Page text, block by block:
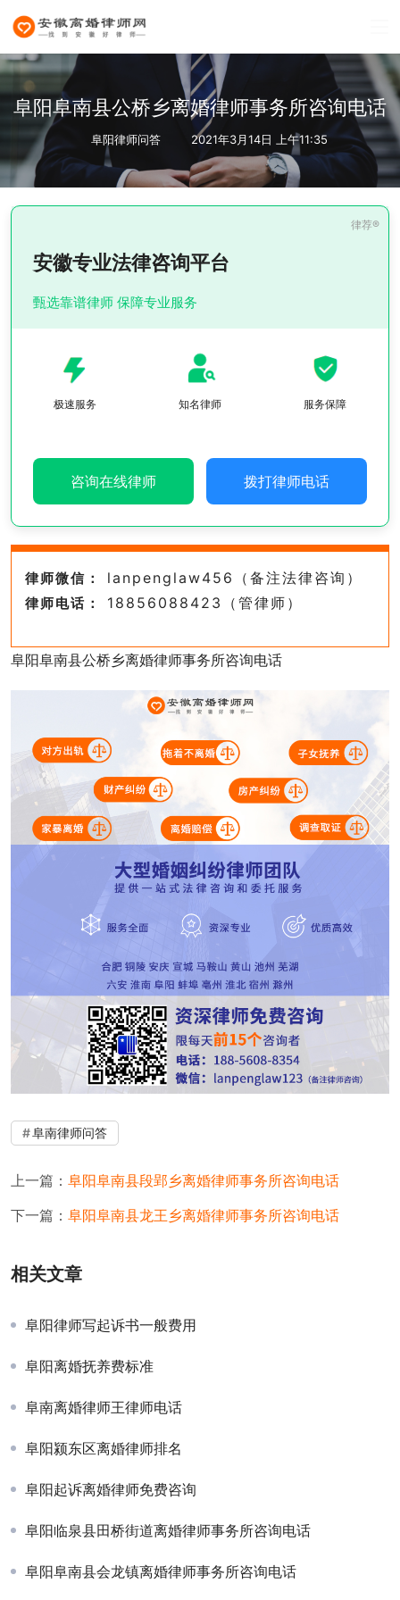
阜阳阜南县公桥乡离婚律师事务所咨询电话
阜阳律师问答 2021年3月14日 上午11:35
安徽专业法律咨询平台
甄选靠谱律师 保障专业服务
极速服务 知名律师 服务保障
咨询在线律师 拨打律师电话
律师微信： lanpenglaw456（备注法律咨询）
律师电话： 18856088423（管律师）
阜阳阜南县公桥乡离婚律师事务所咨询电话
阜南律师问答
上一篇： 阜阳阜南县段郢乡离婚律师事务所咨询电话
下一篇： 阜阳阜南县龙王乡离婚律师事务所咨询电话
相关文章
阜阳律师写起诉书一般费用
阜阳离婚抚养费标准
阜南离婚律师王律师电话
阜阳颍东区离婚律师排名
阜阳起诉离婚律师免费咨询
阜阳临泉县田桥街道离婚律师事务所咨询电话
阜阳阜南县会龙镇离婚律师事务所咨询电话